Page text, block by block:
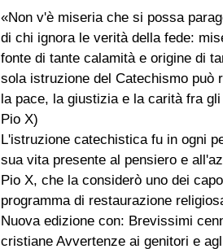
«Non v'è miseria che si possa
di chi ignora le verità della fede:
fonte di tante calamità e origine di
sola istruzione del Catechismo può
la pace, la giustizia e la carità fra
Pio X)
L'istruzione catechistica fu in ogni
sua vita presente al pensiero e
Pio X, che la considerò uno dei
programma di restaurazione
Nuova edizione con: Brevissimi
cristiane Avvertenze ai genitori e